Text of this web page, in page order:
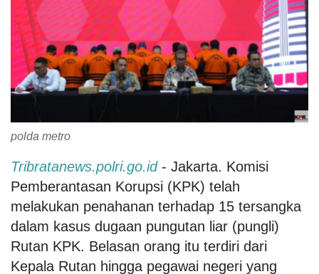
polda metro
Tribratanews.polri.go.id- Jakarta. Komisi
Pemberantasan Korupsi (KPK) telah
melakukan penahanan terhadap 15 tersangka
dalam kasus dugaan pungutan liar (pungli)
Rutan KPK. Belasan orang itu terdiri dari
Kepala Rutan hingga pegawai negeri yang